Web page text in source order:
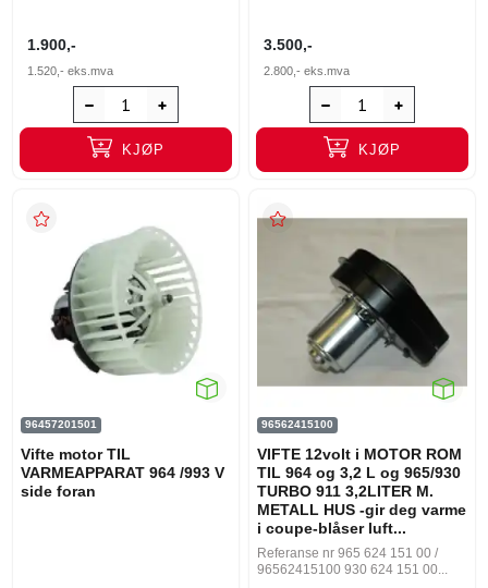
1.900,-
1.520,- eks.mva
KJØP
3.500,-
2.800,- eks.mva
KJØP
96457201501
Vifte motor TIL
VARMEAPPARAT 964 /993 V
side foran
96562415100
VIFTE 12volt i MOTOR ROM
TIL 964 og 3,2 L og 965/930
TURBO 911 3,2LITER M.
METALL HUS -gir deg varme
i coupe-blåser luft...
Referanse nr 965 624 151 00 /
96562415100 930 624 151 00...